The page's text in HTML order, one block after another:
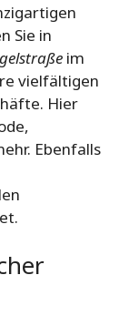
Sie in
im
vielfältigen
Hier
Ebenfalls